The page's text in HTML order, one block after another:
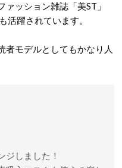
ッション雑誌「美ST」
活躍されています。
者モデルとしてもかなり人
ジしました！